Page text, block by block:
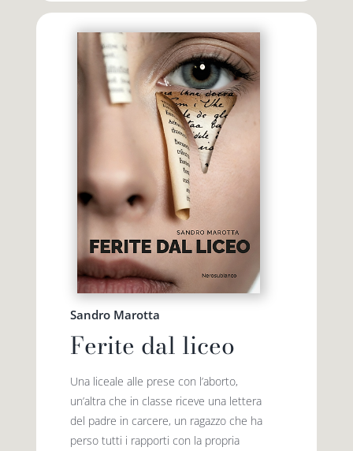
Sandro Marotta
Ferite dal liceo
Una liceale alle prese con l’aborto,
un’altra che in classe riceve una lettera
del padre in carcere, un ragazzo che ha
perso tutti i rapporti con la propria